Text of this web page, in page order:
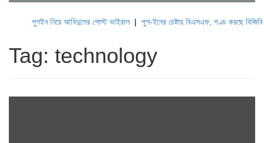
পুশইন নিয়ে আবিদুলের পোস্ট ভাইরাল| পুশ-ইনের চেষ্টায় বিএসএফ, পণ্ড করছে বিজিবি|
Tag: technology